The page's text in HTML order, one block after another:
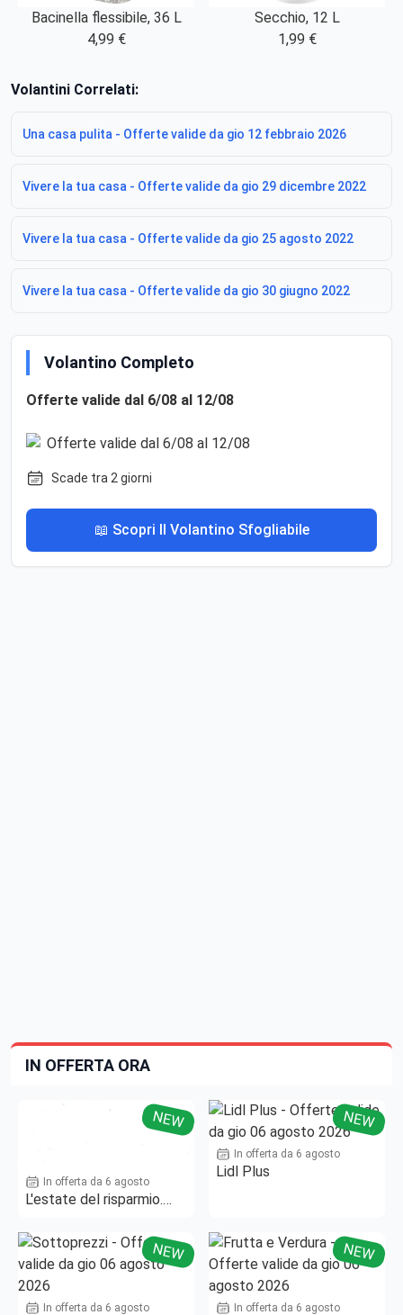
Bacinella flessibile, 36 L
4,99 €
Secchio, 12 L
1,99 €
Volantini Correlati:
Una casa pulita - Offerte valide da gio 12 febbraio 2026
Vivere la tua casa - Offerte valide da gio 29 dicembre 2022
Vivere la tua casa - Offerte valide da gio 25 agosto 2022
Vivere la tua casa - Offerte valide da gio 30 giugno 2022
Volantino Completo
Offerte valide dal 6/08 al 12/08
Scade tra 2 giorni
📖 Scopri Il Volantino Sfogliabile
IN OFFERTA ORA
NEW
In offerta da 6 agosto
L'estate del risparmio.
NEW
In offerta da 6 agosto
Lidl Plus
NEW
In offerta da 6 agosto
NEW
In offerta da 6 agosto